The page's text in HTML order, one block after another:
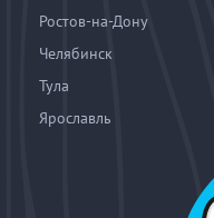
Ростов-на-Дону
Челябинск
Тула
Ярославль